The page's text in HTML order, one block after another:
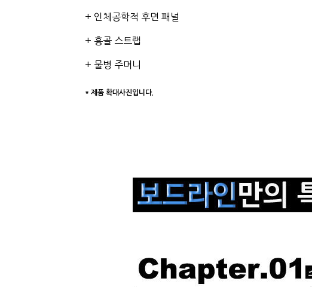
+ 인체공학적 후면 패널
+ 흉골 스트랩
+ 물병 주머니
* 제품 확대사진입니다.